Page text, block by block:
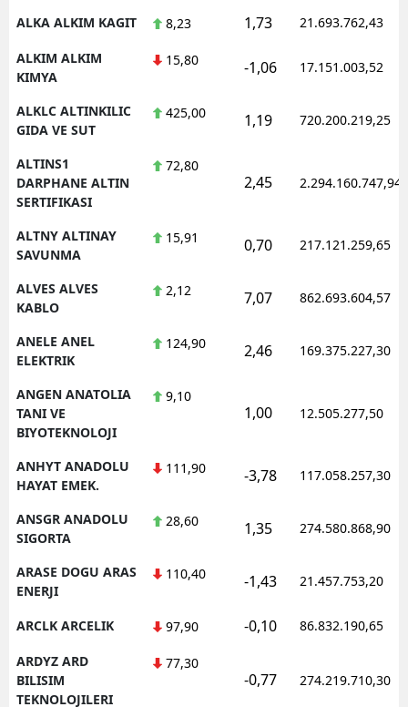
ALKA ALKIM KAGIT 8,23 1,73 21.693.762,43
ALKIM ALKIM
KIMYA
15,80 -1,06 17.151.003,52
ALKLC ALTINKILIC
GIDA VE SUT
425,00 1,19 720.200.219,25
ALTINS1
DARPHANE ALTIN
SERTIFIKASI
72,80
2,45 2.294.160.747,94
ALTNY ALTINAY
SAVUNMA
15,91 0,70 217.121.259,65
ALVES ALVES
KABLO
2,12 7,07 862.693.604,57
ANELE ANEL
ELEKTRIK
124,90 2,46 169.375.227,30
ANGEN ANATOLIA
TANI VE
BIYOTEKNOLOJI
9,10
1,00 12.505.277,50
ANHYT ANADOLU
HAYAT EMEK.
111,90 -3,78 117.058.257,30
ANSGR ANADOLU
SIGORTA
28,60 1,35 274.580.868,90
ARASE DOGU ARAS
ENERJI
110,40 -1,43 21.457.753,20
ARCLK ARCELIK 97,90 -0,10 86.832.190,65
ARDYZ ARD
BILISIM
TEKNOLOJILERI
77,30
-0,77 274.219.710,30